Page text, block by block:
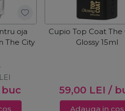
oja
The City
LEI
Cupio Top Coat The
Glossy 15ml
59,00 LEI /
Adauga in cos